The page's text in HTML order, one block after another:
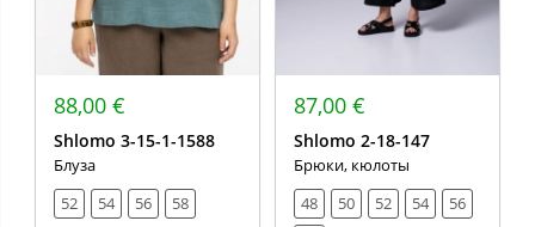
88,00 €
Shlomo 3-15-1-1588
Блуза
52
54 56 58
87,00 €
Shlomo 2-18-147
Брюки, кюлоты
48
50 52 54
56